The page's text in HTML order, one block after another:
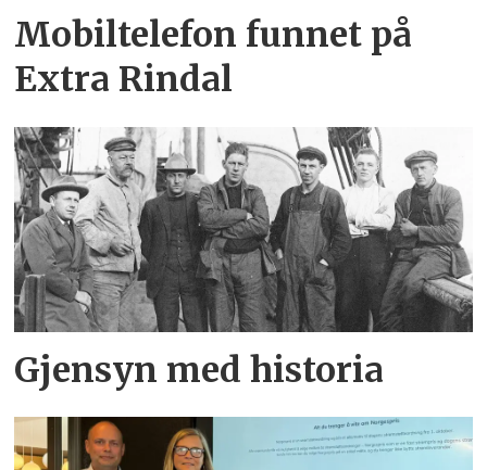
Mobiltelefon funnet på
Extra Rindal
Gjensyn med historia